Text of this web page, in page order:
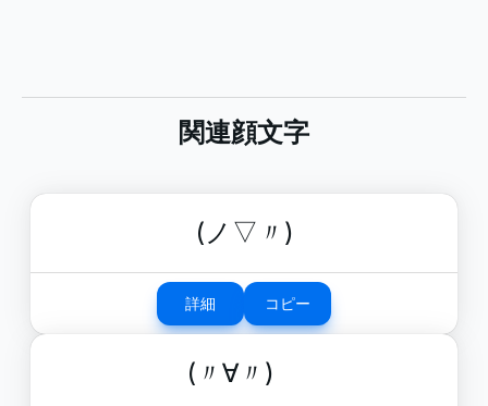
関連顔文字
(ノ▽〃)
詳細 コピー
(〃∀〃)ゞ